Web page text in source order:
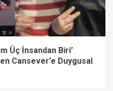
Üç İnsandan Biri’
Cansever’e Duygusal